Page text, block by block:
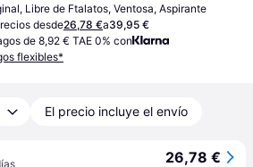
Libre de Ftalatos, Ventosa, Aspirante
desde26,78 €a39,95 €
de 8,92 € TAE 0% con
flexibles*
El precio incluye el envío
26,78 €